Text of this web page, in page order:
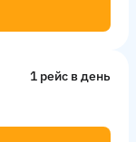
1 рейс в день